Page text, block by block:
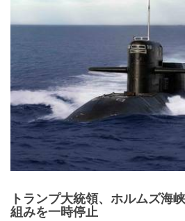
トランプ大統領、ホルムズ海
組みを一時停止